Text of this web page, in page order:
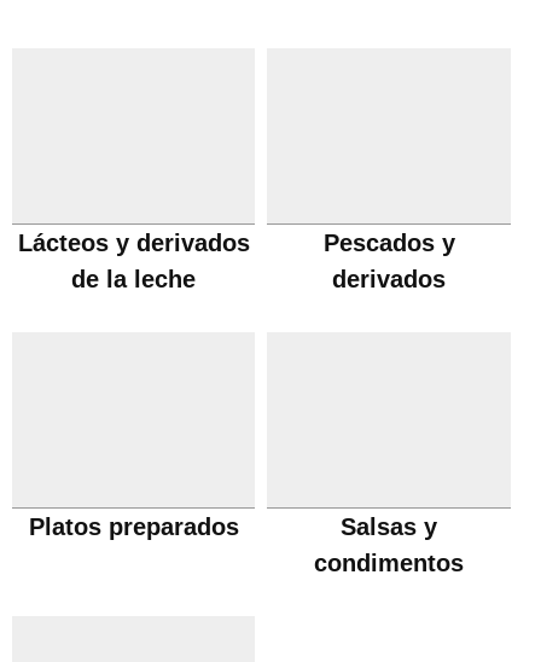
Lácteos y derivados
de la leche
Pescados y
derivados
Platos preparados
Salsas y
condimentos